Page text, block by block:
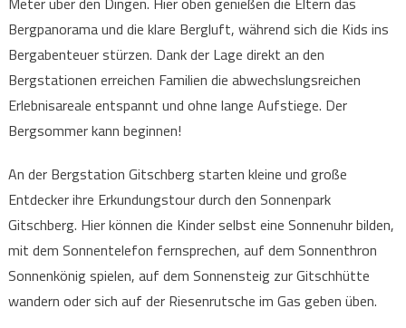
Bergpanorama und die klare Bergluft, während sich die Kids ins
Bergabenteuer stürzen. Dank der Lage direkt an den
Bergstationen erreichen Familien die abwechslungsreichen
Erlebnisareale entspannt und ohne lange Aufstiege. Der
Bergsommer kann beginnen!
An der Bergstation Gitschberg starten kleine und große
Entdecker ihre Erkundungstour durch den Sonnenpark
Gitschberg. Hier können die Kinder selbst eine Sonnenuhr bilden,
mit dem Sonnentelefon fernsprechen, auf dem Sonnenthron
Sonnenkönig spielen, auf dem Sonnensteig zur Gitschhütte
wandern oder sich auf der Riesenrutsche im Gas geben üben.